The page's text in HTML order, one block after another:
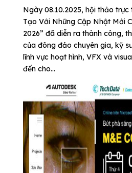
Ngày 08.10.2025, hội thảo trực
Tạo Với Những Cập Nhật Mới
2026” đã diễn ra thành công,
của đông đảo chuyên gia, kỹ
lĩnh vực hoạt hình, VFX và
đến cho...